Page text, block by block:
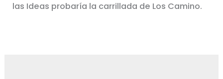
las Ideas probaría la carrillada de Los Camino.